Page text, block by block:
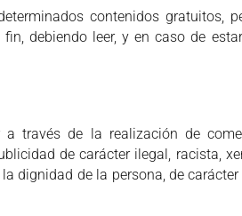
contenidos
debiendo leer, y en caso de
través de la realización de
de carácter ilegal, racista,
dignidad de la persona, de